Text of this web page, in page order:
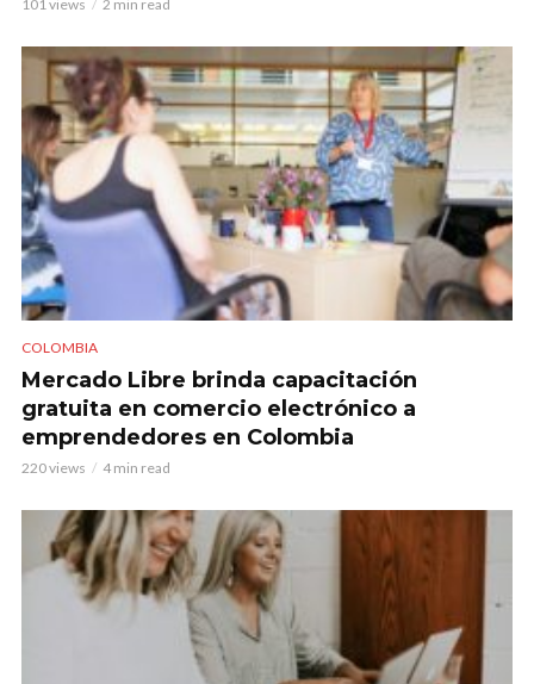
101 views 2 min read
COLOMBIA
Mercado Libre brinda capacitación
gratuita en comercio electrónico a
emprendedores en Colombia
220 views 4 min read